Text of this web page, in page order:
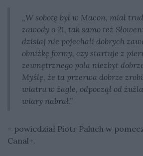
„W sobotę był w Macon, miał
zawody o 21, tak samo też
dzisiaj nie pojechali dobrych
obniżkę formy, czy startuje z
zewnętrznego pola niezbyt
Myślę, że ta przerwa dobrze
wiatru w żagle, odpoczął od
wiary nabrał.”
– powiedział Piotr Paluch w
Canal+.